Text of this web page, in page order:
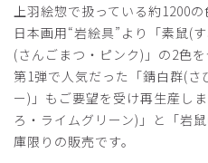
上羽絵惣で扱っている約1200
日本画用“岩絵具”より「素鼠(
(さんごまつ・ピンク)」の2色を
第1弾で人気だった「錆白群(さ
ー)」もご要望を受け再生産し
ろ・ライムグリーン)」と「岩
庫限りの販売です。